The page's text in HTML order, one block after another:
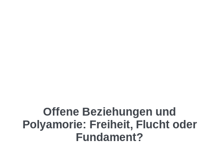
Offene Beziehungen und
Polyamorie: Freiheit, Flucht oder
Fundament?